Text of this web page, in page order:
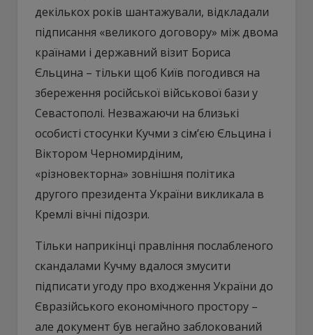
декількох років шантажували, відкладали
підписання «великого договору» між двома
країнами і державний візит Бориса
Єльцина – тільки щоб Київ погодився на
збереження російської військової бази у
Севастополі. Незважаючи на близькі
особисті стосунки Кучми з сім’єю Єльцина і
Віктором Черномирдіним,
«різновекторна» зовнішня політика
другого президента України викликала в
Кремлі вічні підозри.
Тільки наприкінці правління послабленого
скандалами Кучму вдалося змусити
підписати угоду про входження України до
Євразійського економічного простору –
але документ був негайно заблокований